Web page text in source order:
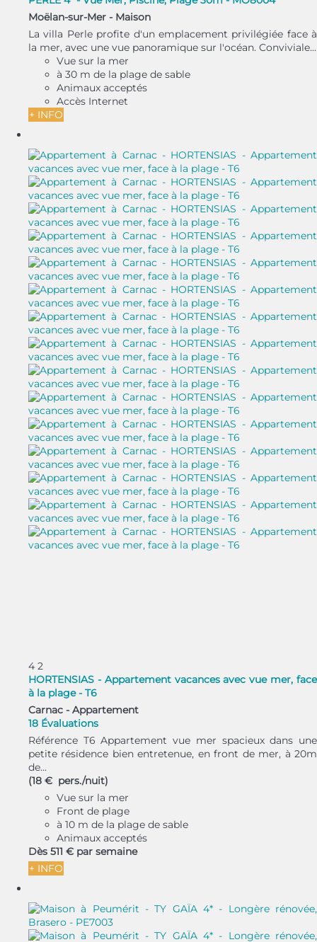
Moëlan-sur-Mer - Maison
La villa Perle profite d'un emplacement privilégiée face à
la mer, avec une vue panoramique sur l'océan. Conviviale...
Vue sur la mer
à 30 m de la plage de sable
Animaux acceptés
Accès Internet
+ INFO
4 2
HORTENSIAS - Appartement vacances avec vue mer, face
à la plage - T6
Carnac - Appartement
18 Évaluations
Référence T6 Appartement vue mer spacieux dans une
petite résidence bien entretenue, en front de mer, à 20m
de...
(18 € pers./nuit)
Vue sur la mer
Front de plage
à 10 m de la plage de sable
Animaux acceptés
Dès 511 € par semaine
+ INFO